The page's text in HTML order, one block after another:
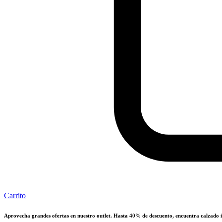
Carrito
Aprovecha grandes ofertas en nuestro outlet. Hasta 40% de descuento, encuentra calzado